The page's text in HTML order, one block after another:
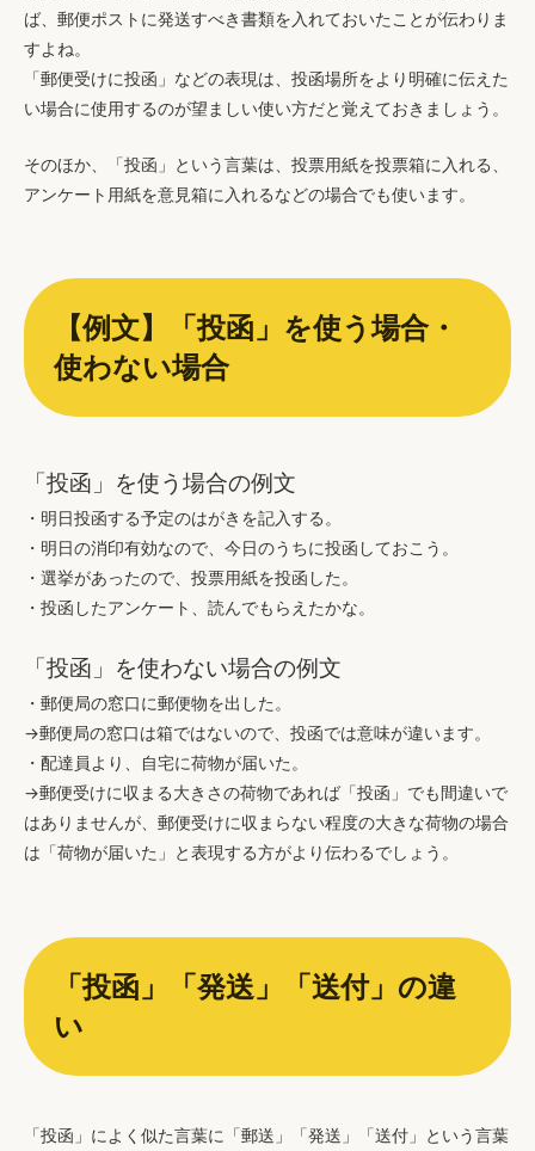
ば、郵便ポストに発送すべき書類を入れておいたことが伝わりま
すよね。
「郵便受けに投函」などの表現は、投函場所をより明確に伝えた
い場合に使用するのが望ましい使い方だと覚えておきましょう。
そのほか、「投函」という言葉は、投票用紙を投票箱に入れる、
アンケート用紙を意見箱に入れるなどの場合でも使います。
【例文】「投函」を使う場合・
使わない場合
「投函」を使う場合の例文
・明日投函する予定のはがきを記入する。
・明日の消印有効なので、今日のうちに投函しておこう。
・選挙があったので、投票用紙を投函した。
・投函したアンケート、読んでもらえたかな。
「投函」を使わない場合の例文
・郵便局の窓口に郵便物を出した。
→郵便局の窓口は箱ではないので、投函では意味が違います。
・配達員より、自宅に荷物が届いた。
→郵便受けに収まる大きさの荷物であれば「投函」でも間違いで
はありませんが、郵便受けに収まらない程度の大きな荷物の場合
は「荷物が届いた」と表現する方がより伝わるでしょう。
「投函」「発送」「送付」の違
い
「投函」によく似た言葉に「郵送」「発送」「送付」という言葉